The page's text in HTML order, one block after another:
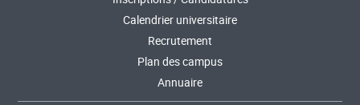
Calendrier universitaire
Recrutement
Plan des campus
Annuaire